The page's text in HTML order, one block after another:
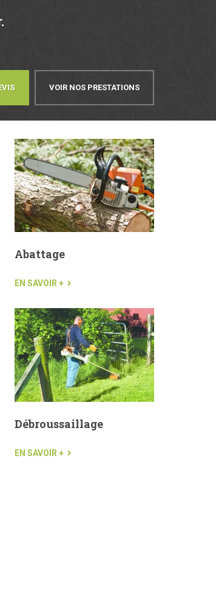
VOIR NOS PRESTATIONS
Abattage
EN SAVOIR +
Débroussaillage
EN SAVOIR +